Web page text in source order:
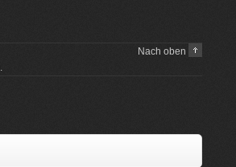
Nach oben